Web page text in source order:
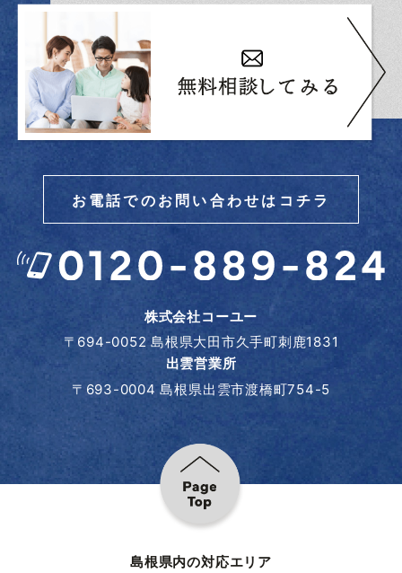
お電話でのお問い合わせはコチラ
株式会社コーユー
〒694-0052 島根県大田市久手町刺鹿1831
出雲営業所
〒693-0004 島根県出雲市渡橋町754-5
島根県内の対応エリア